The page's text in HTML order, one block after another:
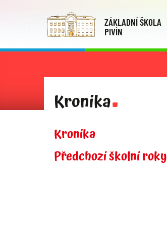
ZÁKLADNÍ ŠKOLA
PIVÍN
Kronika
Kronika
Předchozí školní roky